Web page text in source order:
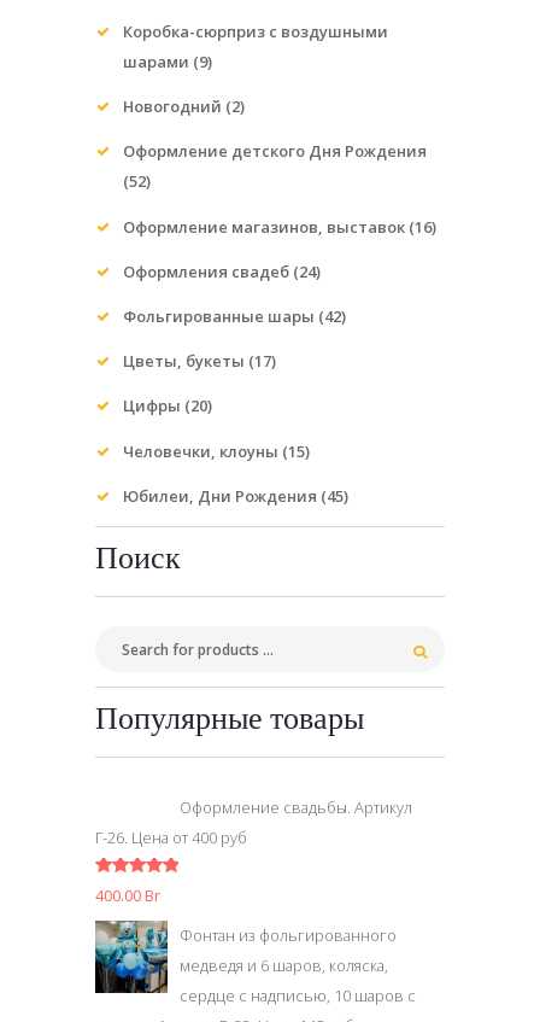
Коробка-сюрприз с воздушными
шарами (9)
Новогодний (2)
Оформление детского Дня Рождения
(52)
Оформление магазинов, выставок (16)
Оформления свадеб (24)
Фольгированные шары (42)
Цветы, букеты (17)
Цифры (20)
Человечки, клоуны (15)
Юбилеи, Дни Рождения (45)
Поиск
Популярные товары
Оформление свадьбы. Артикул
Г-26. Цена от 400 руб
5.00 из 5
400.00 Br
Фонтан из фольгированного
медведя и 6 шаров, коляска,
сердце с надписью, 10 шаров с